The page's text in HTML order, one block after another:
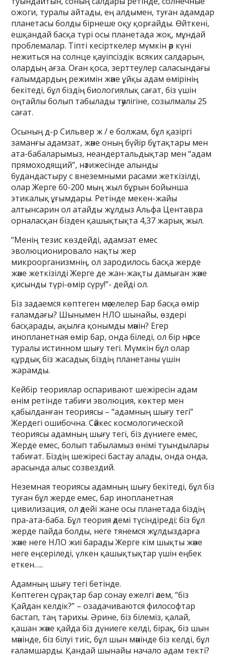
ожоги, туралы айтады, ең алдымен, туған адамдар
планетасы болды бірнеше оқу қорғайды. Өйткені,
ешқандай басқа түрі осы планетада жоқ, мұндай
проблемалар. Тіпті кесірткелер мүмкін әр күні
нежиться на солнце қауіпсіздік всяких салдарын,
олардың ағза. Оған қоса, зерттеулер саласындағы
ғалымдардың режимін және ұйқы адам өмірінің
бекітеді, бұл біздің биологиялық сағат, біз үшін
оңтайлы болып табылады тәулігіне, созылмалы 25
сағат.
Осының д-р Сильвер ж / е болжам, бұл қазіргі
заманғы адамзат, және оның бүйір бұтақтары мен
ата-бабаларымыз, неандертальдықтар мен “адам
прямоходящий”, нәтижесінде алынды
будандастыру с внеземными расами жеткізілді,
олар Жерге 60-200 мың жыл бұрын бойынша
этикалық ұғымдары. Ретінде мекен-жайы
алтынсарин ол атайды жұлдыз Альфа Центавра
орналасқан бізден қашықтықта 4,37 жарық жыл.
“Менің тезис көздейді, адамзат емес
эволюционировало нақты жер
микроорганизмнің, ол зародилось басқа жерде
және жеткізілді Жерге де жан-жақты дамыған және
қисынды түрі-өмір сүру!”- дейді ол.
Біз задаемся көптеген мәселелер Бар басқа өмір
ғаламдағы? Шынымен НЛО шынайы, өздері
басқарады, ақылға қонымды мәнін? Егер
инопланетная өмір бар, онда біледі, ол бір нәрсе
туралы истинном шығу тегі. Мүмкін бұл олар
құрдық біз жасадық біздің планетаны үшін
жарамды.
Кейбір теориялар оспаривают шежіресін адам
өнім ретінде табиғи эволюция, көктер мен
қабылданған теориясы – “адамның шығу тегі”
Жердегі ошибочна. Сәйкес космологической
теориясы адамның шығу тегі, біз дүниеге емес,
Жерде емес, болып табыламыз өнімі туындылары
табиғат. Біздің шежіресі бастау алады, онда онда,
арасында алыс созвездий.
Неземная теориясы адамның шығу бекітеді, бұл біз
туған бұл жерде емес, бар инопланетная
цивилизация, ол әдейі жане осы планетада біздің
пра-ата-баба. Бұл теория әдемі түсіндіреді; біз бұл
жерде пайда болды, неге тянемся жұлдыздарға
және неге НЛО жиі барады Жерге кім шықты және
неге еңсеріледі, үлкен қашықтықтар үшін еңбек
еткен…..
Адамның шығу тегі бетінде.
Көптеген сұрақтар бар сонау ежелгі әлем, “біз
Қайдан келдік?” – озадачиваются философтар
бастап, таң тарихы. Әрине, біз білеміз, қалай,
қашан және қайда біз дүниеге келді, бірақ, біз шын
мәнінде, біз білуі тиіс, бұл шын мәнінде біз келді, бұл
ғаламшарды. Қандай шынайы начало адам текті?